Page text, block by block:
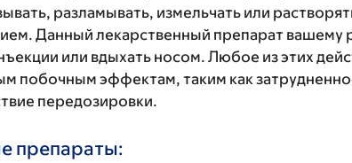
разламывать, измельчать или
Данный лекарственный препарат вашему
или вдыхать носом. Любое из этих
побочным эффектам, таким как
передозировки.
препараты: